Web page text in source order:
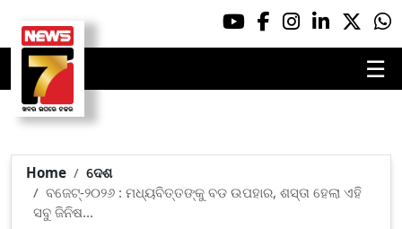
☰
Home
ଦେଶ
ବଜେଟ୍-୨୦୨୬ : ମଧ୍ୟବିତ୍ତଙ୍କୁ ବଡ ଉପହାର, ଶସ୍ତା ହେଲା ଏହି
ସବୁ ଜିନିଷ...